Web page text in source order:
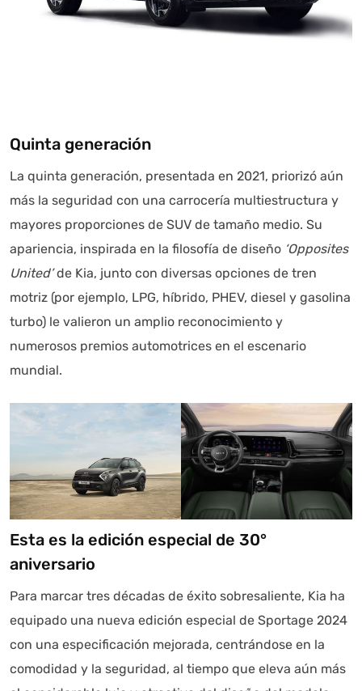
Quinta generación
La quinta generación, presentada en 2021, priorizó aún
más la seguridad con una carrocería multiestructura y
mayores proporciones de SUV de tamaño medio. Su
apariencia, inspirada en la filosofía de diseño ‘Opposites
United’de Kia, junto con diversas opciones de tren
motriz (por ejemplo, LPG, híbrido, PHEV, diesel y gasolina
turbo) le valieron un amplio reconocimiento y
numerosos premios automotrices en el escenario
mundial.
Esta es la edición especial de 30°
aniversario
Para marcar tres décadas de éxito sobresaliente, Kia ha
equipado una nueva edición especial de Sportage 2024
con una especificación mejorada, centrándose en la
comodidad y la seguridad, al tiempo que eleva aún más